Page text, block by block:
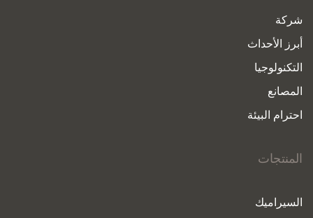
شركة
أبرز الأحداث
التكنولوجيا
المصانع
احترام البيئة
المنتجات
السيراميك